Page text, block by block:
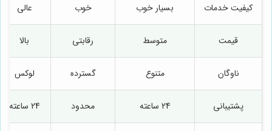
کیفیت خدمات بسیار خوب خوب عالی
قیمت متوسط رقابتی بالا
ناوگان متنوع گسترده لوکس
پشتیبانی 24 ساعته محدود 24 ساعته